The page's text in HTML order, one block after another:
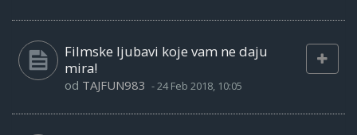
Filmske ljubavi koje vam ne daju
mira!
od TAJFUN983 -24 Feb 2018, 10:05